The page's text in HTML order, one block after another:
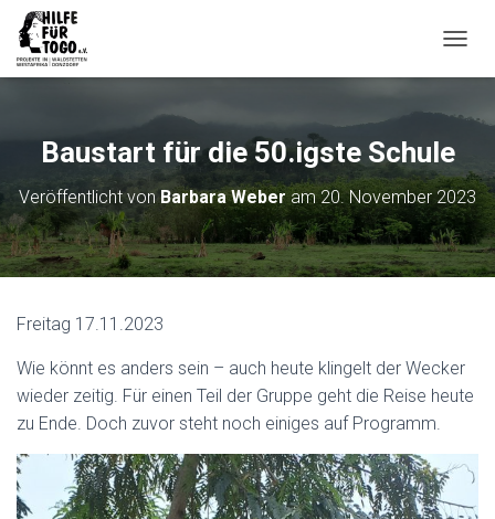
A
I
A
T
I
O
N
U
A
L
N
Baustart für die 50.igste Schule
Veröffentlicht von Barbara Weber am20. November 2023
Freitag 17.11.2023
Wie könnt es anders sein – auch heute klingelt der Wecker
wieder zeitig. Für einen Teil der Gruppe geht die Reise heute
zu Ende. Doch zuvor steht noch einiges auf Programm.